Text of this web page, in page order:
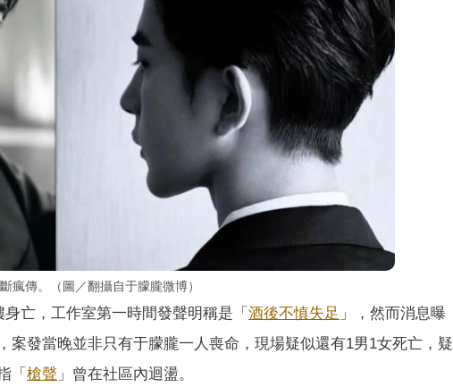
瘋傳。（圖／翻攝自于朦朧微博）
亡，工作室第一時間發聲明稱是「 酒後不慎失足 」，然而消息曝
案發當晚並非只有于朦朧一人喪命，現場疑似還有1男1女死亡，疑
「 槍聲 」曾在社區內迴盪。